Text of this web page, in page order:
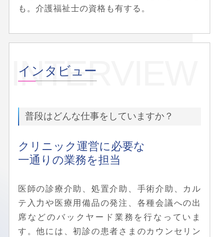
も。介護福祉士の資格も有する。
インタビュー
INTERVIEW
普段はどんな仕事をしていますか？
クリニック運営に必要な
一通りの業務を担当
医師の診療介助、処置介助、手術介助、カル
テ入力や医療用備品の発注、各種会議への出
席などのバックヤード業務を行なっていま
す。他には、初診の患者さまのカウンセリン